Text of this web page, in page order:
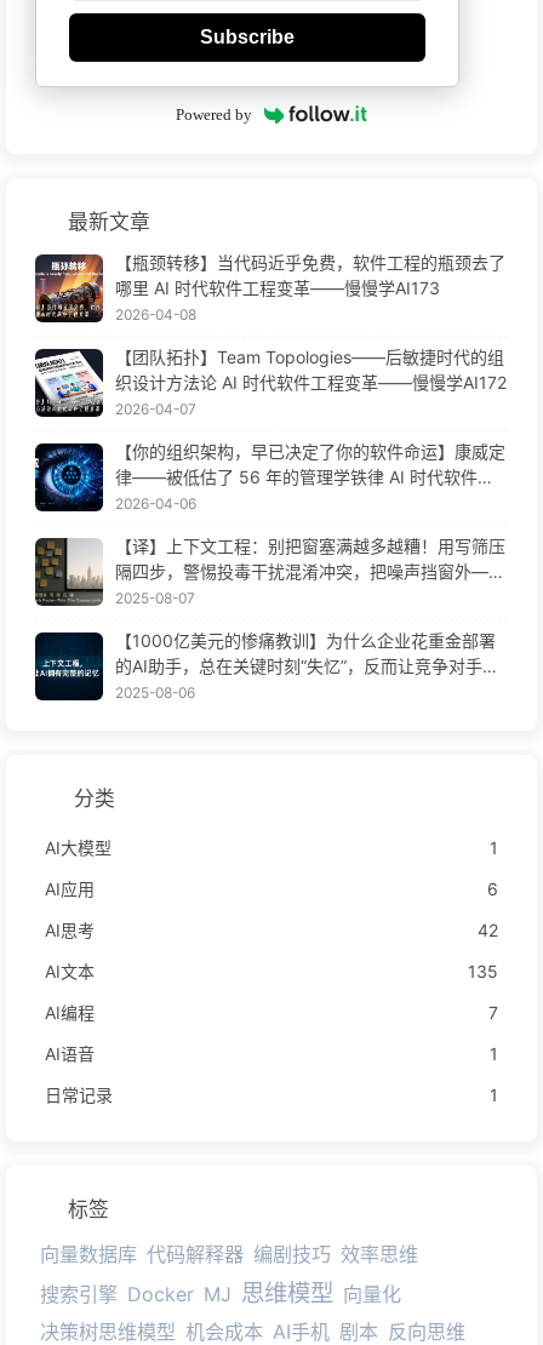
Subscribe
Powered by
最新文章
【瓶颈转移】当代码近乎免费，软件工程的瓶颈去了
哪里 AI 时代软件工程变革——慢慢学AI173
2026-04-08
【团队拓扑】Team Topologies——后敏捷时代的组
织设计方法论 AI 时代软件工程变革——慢慢学AI172
2026-04-07
【你的组织架构，早已决定了你的软件命运】康威定
律——被低估了 56 年的管理学铁律 AI 时代软件工
程变革——慢慢学AI171
2026-04-06
【译】上下文工程：别把窗塞满越多越糟！用写筛压
隔四步，警惕投毒干扰混淆冲突，把噪声挡窗外——
慢慢学AI170
2025-08-07
【1000亿美元的惨痛教训】为什么企业花重金部署
的AI助手，总在关键时刻“失忆”，反而让竞争对手实
现90%性能提升？——慢慢学AI169
2025-08-06
分类
AI大模型
1
AI应用
6
AI思考
42
AI文本
135
AI编程
7
AI语音
1
日常记录
1
标签
向量数据库 代码解释器 编剧技巧 效率思维
搜索引擎 Docker MJ 思维模型 向量化
决策树思维模型 机会成本 AI手机 剧本 反向思维